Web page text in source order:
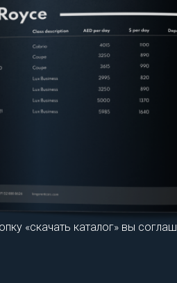
«скачать каталог» вы